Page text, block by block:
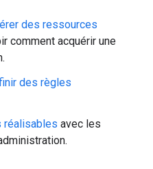
des ressources
comment acquérir une
des règles
réalisables avec les